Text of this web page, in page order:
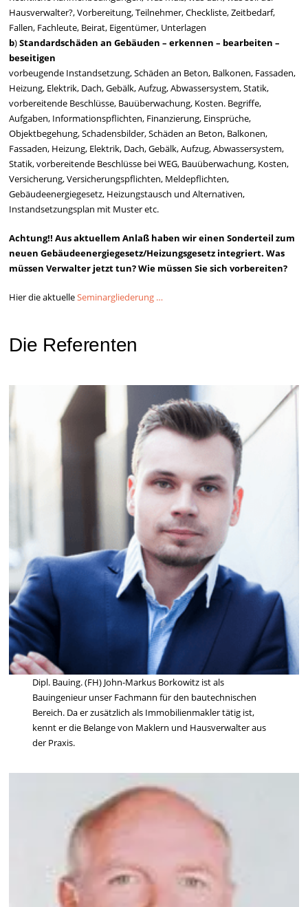
Hausverwalter?, Vorbereitung, Teilnehmer, Checkliste, Zeitbedarf,
Fallen, Fachleute, Beirat, Eigentümer, Unterlagen
b)Standardschäden an Gebäuden – erkennen – bearbeiten –
beseitigen
vorbeugende Instandsetzung, Schäden an Beton, Balkonen, Fassaden,
Heizung, Elektrik, Dach, Gebälk, Aufzug, Abwassersystem, Statik,
vorbereitende Beschlüsse, Bauüberwachung, Kosten. Begriffe,
Aufgaben, Informationspflichten, Finanzierung, Einsprüche,
Objektbegehung, Schadensbilder, Schäden an Beton, Balkonen,
Fassaden, Heizung, Elektrik, Dach, Gebälk, Aufzug, Abwassersystem,
Statik, vorbereitende Beschlüsse bei WEG, Bauüberwachung, Kosten,
Versicherung, Versicherungspflichten, Meldepflichten,
Gebäudeenergiegesetz, Heizungstausch und Alternativen,
Instandsetzungsplan mit Muster etc.
Achtung!! Aus aktuellem Anlaß haben wir einen Sonderteil zum
neuen Gebäudeenergiegesetz/Heizungsgesetz integriert. Was
müssen Verwalter jetzt tun? Wie müssen Sie sich vorbereiten?
Hier die aktuelleSeminargliederung …
Die Referenten
Dipl. Bauing. (FH) John-Markus Borkowitz ist als
Bauingenieur unser Fachmann für den bautechnischen
Bereich. Da er zusätzlich als Immobilienmakler tätig ist,
kennt er die Belange von Maklern und Hausverwalter aus
der Praxis.